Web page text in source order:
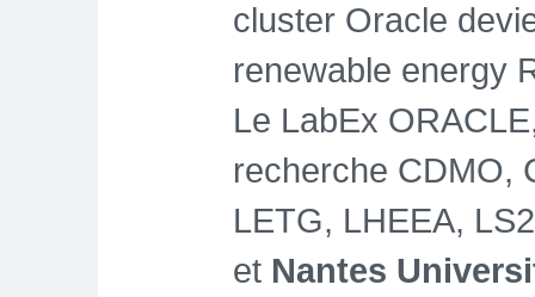
cluster Oracle
renewable energy
Le LabEx
recherche CDMO,
LETG, LHEEA,
et Nantes